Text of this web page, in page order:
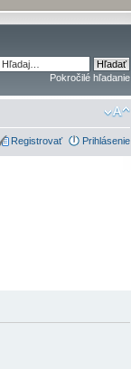
Pokročilé hľadanie
Registrovať Prihlásenie